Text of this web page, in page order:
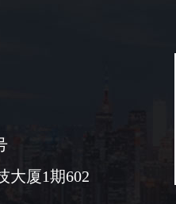
大厦1期602